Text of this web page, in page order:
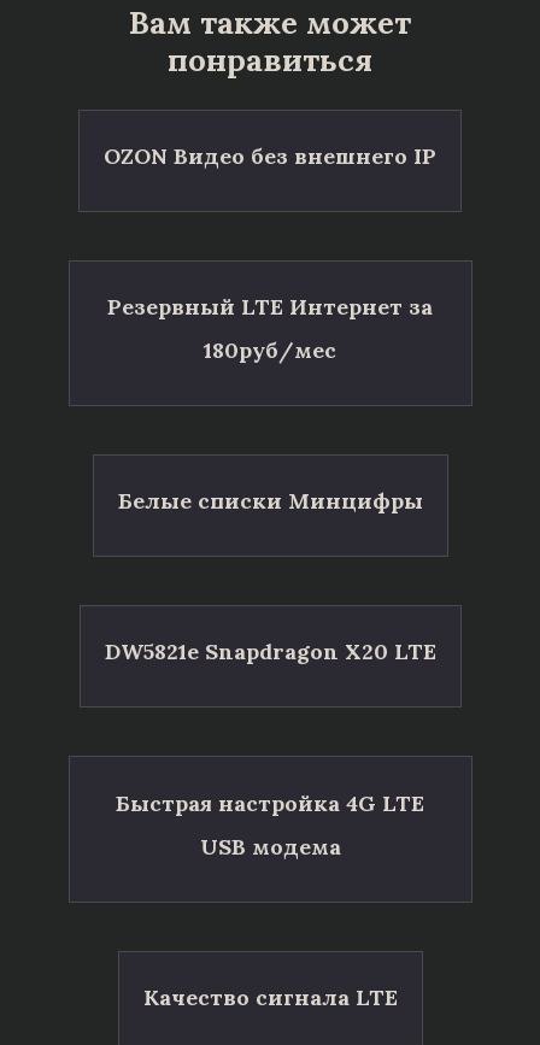
Вам также может
понравиться
OZON Видео без внешнего IP
Резервный LTE Интернет за
180руб/мес
Белые списки Минцифры
DW5821e Snapdragon X20 LTE
Быстрая настройка 4G LTE
USB модема
Качество сигнала LTE